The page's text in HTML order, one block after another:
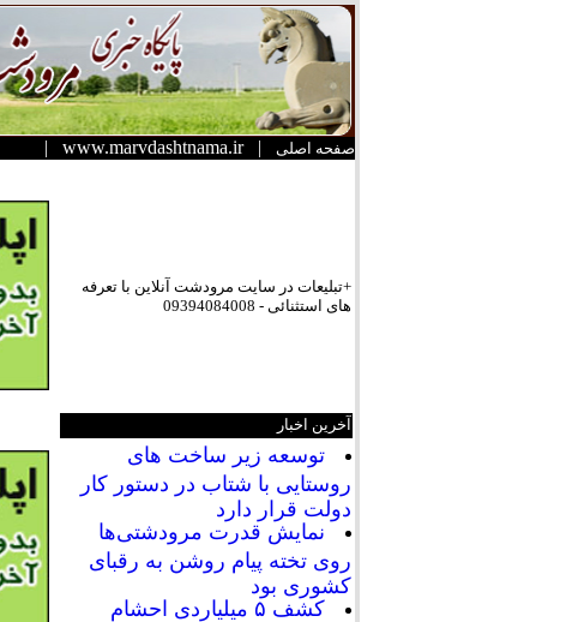
صفحه اصلی |
www.marvdashtnama.ir
|
+تبلیعات در سایت مرودشت آنلاین با تعرفه
های استثنائی - 09394084008
آخرین اخبار
توسعه زیر ساخت های
روستایی با شتاب در دستور کار
دولت قرار دارد
نمایش قدرت مرودشتی‌ها
روی تخته پیام روشن به رقبای
کشوری بود
کشف ۵ میلیاردی احشام